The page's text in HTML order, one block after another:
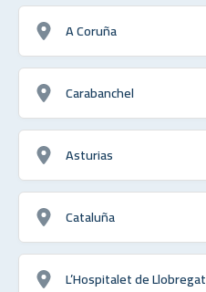
A Coruña
Carabanchel
Asturias
Cataluña
L’Hospitalet de Llobregat